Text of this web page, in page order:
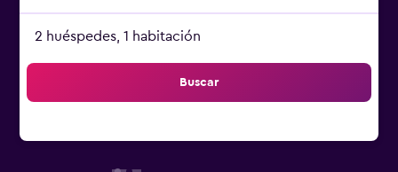
2 huéspedes, 1 habitación
Buscar